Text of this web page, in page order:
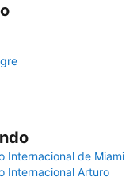
Internacional de Miami
Internacional Arturo